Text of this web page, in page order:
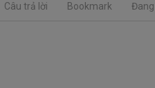
Câu trả lời Bookmark